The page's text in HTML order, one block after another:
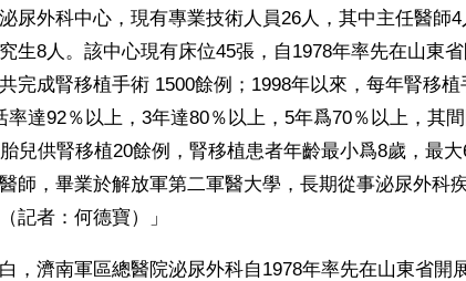
尿外科中心，現有專業技術人員26人，其中主任醫師
生8人。該中心現有床位45張，自1978年率先在山東
完成腎移植手術 1500餘例；1998年以來，每年腎移植
率達92％以上，3年達80％以上，5年爲70％以上，其
兒供腎移植20餘例，腎移植患者年齡最小爲8歲，最
師，畢業於解放軍第二軍醫大學，長期從事泌尿外科
者：何德寶）」
，濟南軍區總醫院泌尿外科自1978年率先在山東省開